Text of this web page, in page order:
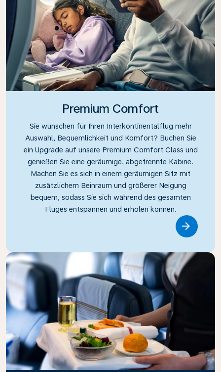
Premium Comfort
Sie wünschen für Ihren Interkontinentalflug mehr
Auswahl, Bequemlichkeit und Komfort? Buchen Sie
ein Upgrade auf unsere Premium Comfort Class und
genießen Sie eine geräumige, abgetrennte Kabine.
Machen Sie es sich in einem geräumigen Sitz mit
zusätzlichem Beinraum und größerer Neigung
bequem, sodass Sie sich während des gesamten
Fluges entspannen und erholen können.